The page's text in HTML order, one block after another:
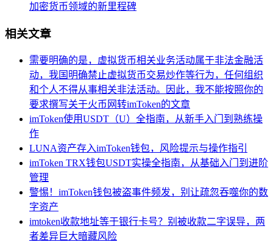
加密货币领域的新里程碑
相关文章
需要明确的是，虚拟货币相关业务活动属于非法金融活
动，我国明确禁止虚拟货币交易炒作等行为，任何组织
和个人不得从事相关非法活动。因此，我不能按照你的
要求撰写关于火币网转imToken的文章
imToken使用USDT（U）全指南，从新手入门到熟练操
作
LUNA资产存入imToken钱包，风险提示与操作指引
imToken TRX钱包USDT实操全指南，从基础入门到进阶
管理
警惕！imToken钱包被盗事件频发，别让疏忽吞噬你的数
字资产
imtoken收款地址等于银行卡号？别被收款二字误导，两
者差异巨大暗藏风险